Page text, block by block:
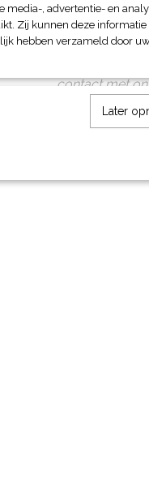
Wilt u dit
contact met
media-, advertentie- en
Zij kunnen deze
hebben verzameld door
Later